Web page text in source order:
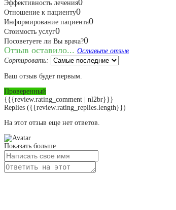
Эффективность лечения0
Отношение к пациенту0
Информирование пациента0
Стоимость услуг0
Посоветуете ли Вы врача?0
Отзыв оставило... Оставьте отзыв
Сортировать:
Ваш отзыв будет первым.
Проверенный
{{{review.rating_comment | nl2br}}}
Replies ({{review.rating_replies.length}})
На этот отзыв еще нет ответов.
Показать больше